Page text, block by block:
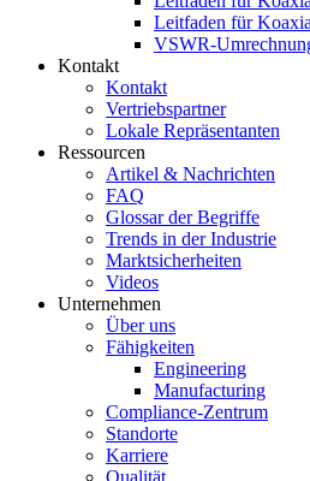
Leitfaden für
VSWR-
Kontakt
Kontakt
Vertriebspartner
Lokale Repräsentanten
Ressourcen
Artikel & Nachrichten
FAQ
Glossar der Begriffe
Trends in der Industrie
Marktsicherheiten
Videos
Unternehmen
Über uns
Fähigkeiten
Engineering
Manufacturing
Compliance-Zentrum
Standorte
Karriere